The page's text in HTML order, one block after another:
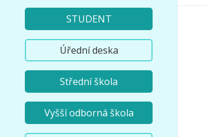
STUDENT
Úřední deska
Střední škola
Vyšší odborná škola